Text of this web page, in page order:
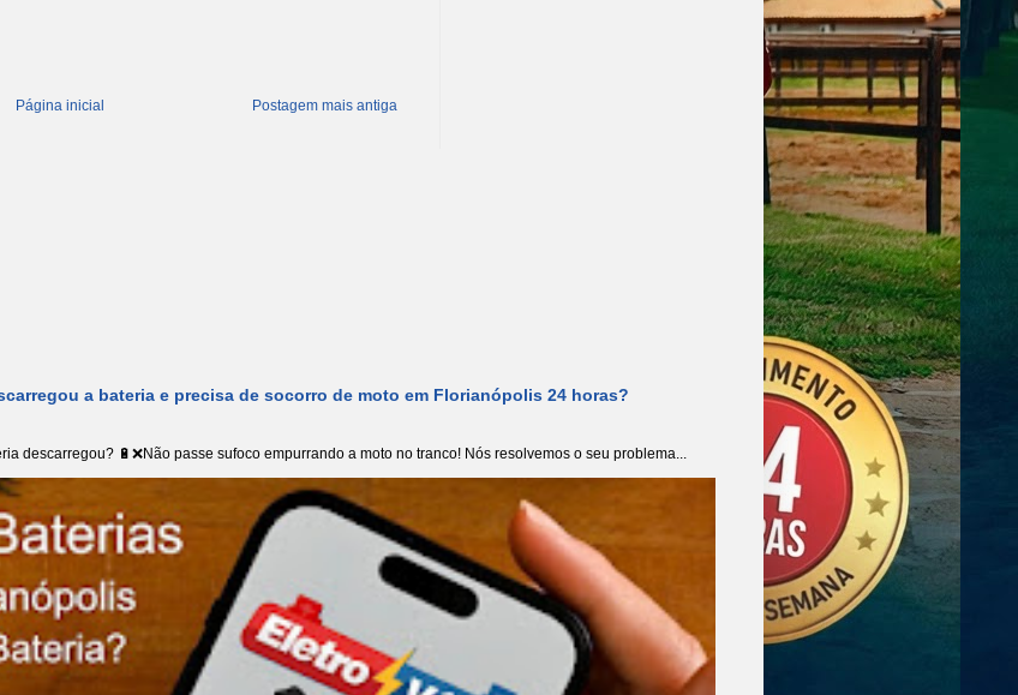
Postagem mais antiga
Página inicial
a bateria e precisa de socorro de moto em Florianópolis 24 horas?
descarregou? 🔋❌Não passe sufoco empurrando a moto no tranco! Nós resolvemos o seu problema...